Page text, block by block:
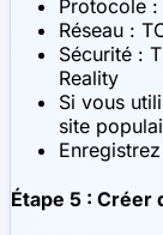
Protocole :
Réseau :
Sécurité :
Reality
Si vous
site
Étape 5 :